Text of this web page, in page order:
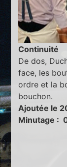
Continuité
De dos,
face, les
ordre et la
bouchon.
Ajoutée le
Minutage :